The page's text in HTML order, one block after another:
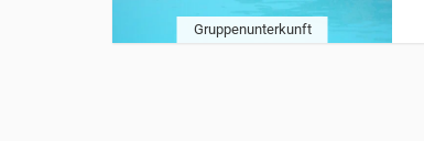
Gruppenunterkunft